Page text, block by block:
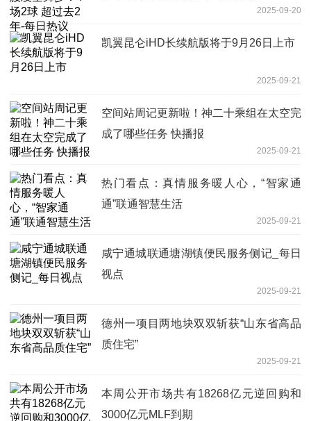
2025-09-20
凯翼昆仑iHD长续航版将于9月26日上市
2025-09-21
空间站周记更新啦！神二十乘组在太空完
成了哪些任务 快播报
2025-09-21
热门看点：真情服务暖人心，“智家通
通”联通智慧生活
2025-09-21
咸宁通城联通塘湖镇便民服务侧记_每日
视点
2025-09-21
德州一项目两地块双双斩获“山东省高品
质住宅”
2025-09-21
本周公开市场共有18268亿元逆回购和
3000亿元MLF到期